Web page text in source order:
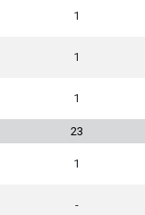
1
1
1
23
1
-